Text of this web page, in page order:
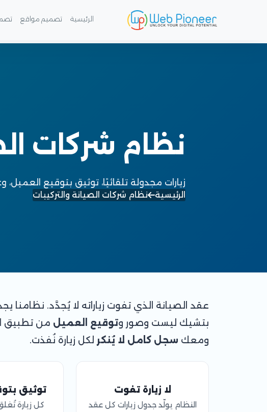
الرئيسية تصميم مواقع
نظام شركات
زيارات مجدولة تلقائيًا، توثيق بتوقيع
الرئيسية نظام شركات الصيانة والتركيبات
عقد الصيانة الذي تفوت زياراته لا يُجدَّد. نظامنا
بتشيك ليست وصور وتوقيع العميل من تطبيق
ومعك سجل كامل لا يُنكر لكل زيارة نُفذت.
لا زيارة تفوت
النظام يولّد جدول زيارات كل عقد
توثيق
كل زيارة